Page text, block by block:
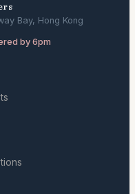
Bay, Hong Kong
by 6pm